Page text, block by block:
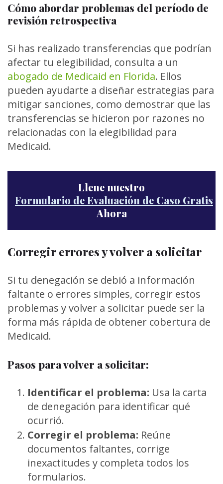
Cómo abordar problemas del período de
revisión retrospectiva
Si has realizado transferencias que podrían
afectar tu elegibilidad, consulta a un
abogado de Medicaid en Florida. Ellos
pueden ayudarte a diseñar estrategias para
mitigar sanciones, como demostrar que las
transferencias se hicieron por razones no
relacionadas con la elegibilidad para
Medicaid.
Llene nuestro
Formulario de Evaluación de Caso Gratis
Ahora
Corregir errores y volver a solicitar
Si tu denegación se debió a información
faltante o errores simples, corregir estos
problemas y volver a solicitar puede ser la
forma más rápida de obtener cobertura de
Medicaid.
Pasos para volver a solicitar:
Identificar el problema: Usa la carta
de denegación para identificar qué
ocurrió.
Corregir el problema: Reúne
documentos faltantes, corrige
inexactitudes y completa todos los
formularios.